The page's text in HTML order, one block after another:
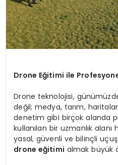
Drone Eğitimi ile
Drone teknolojisi,
değil; medya, tarım,
denetim gibi birçok alanda
kullanılan bir uzmanlık
yasal, güvenli ve bilinçli
drone eğitimi almak büyük